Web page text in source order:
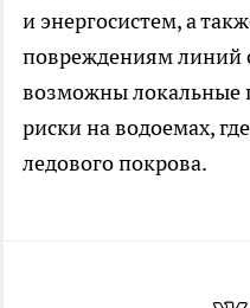
и энергосистем, а
повреждениям линий
возможны
риски на водоемах,
ледового покрова.